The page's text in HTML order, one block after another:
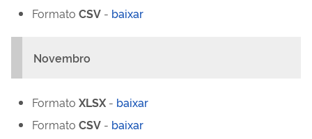
Formato CSV - baixar
Novembro
Formato XLSX - baixar
Formato CSV - baixar